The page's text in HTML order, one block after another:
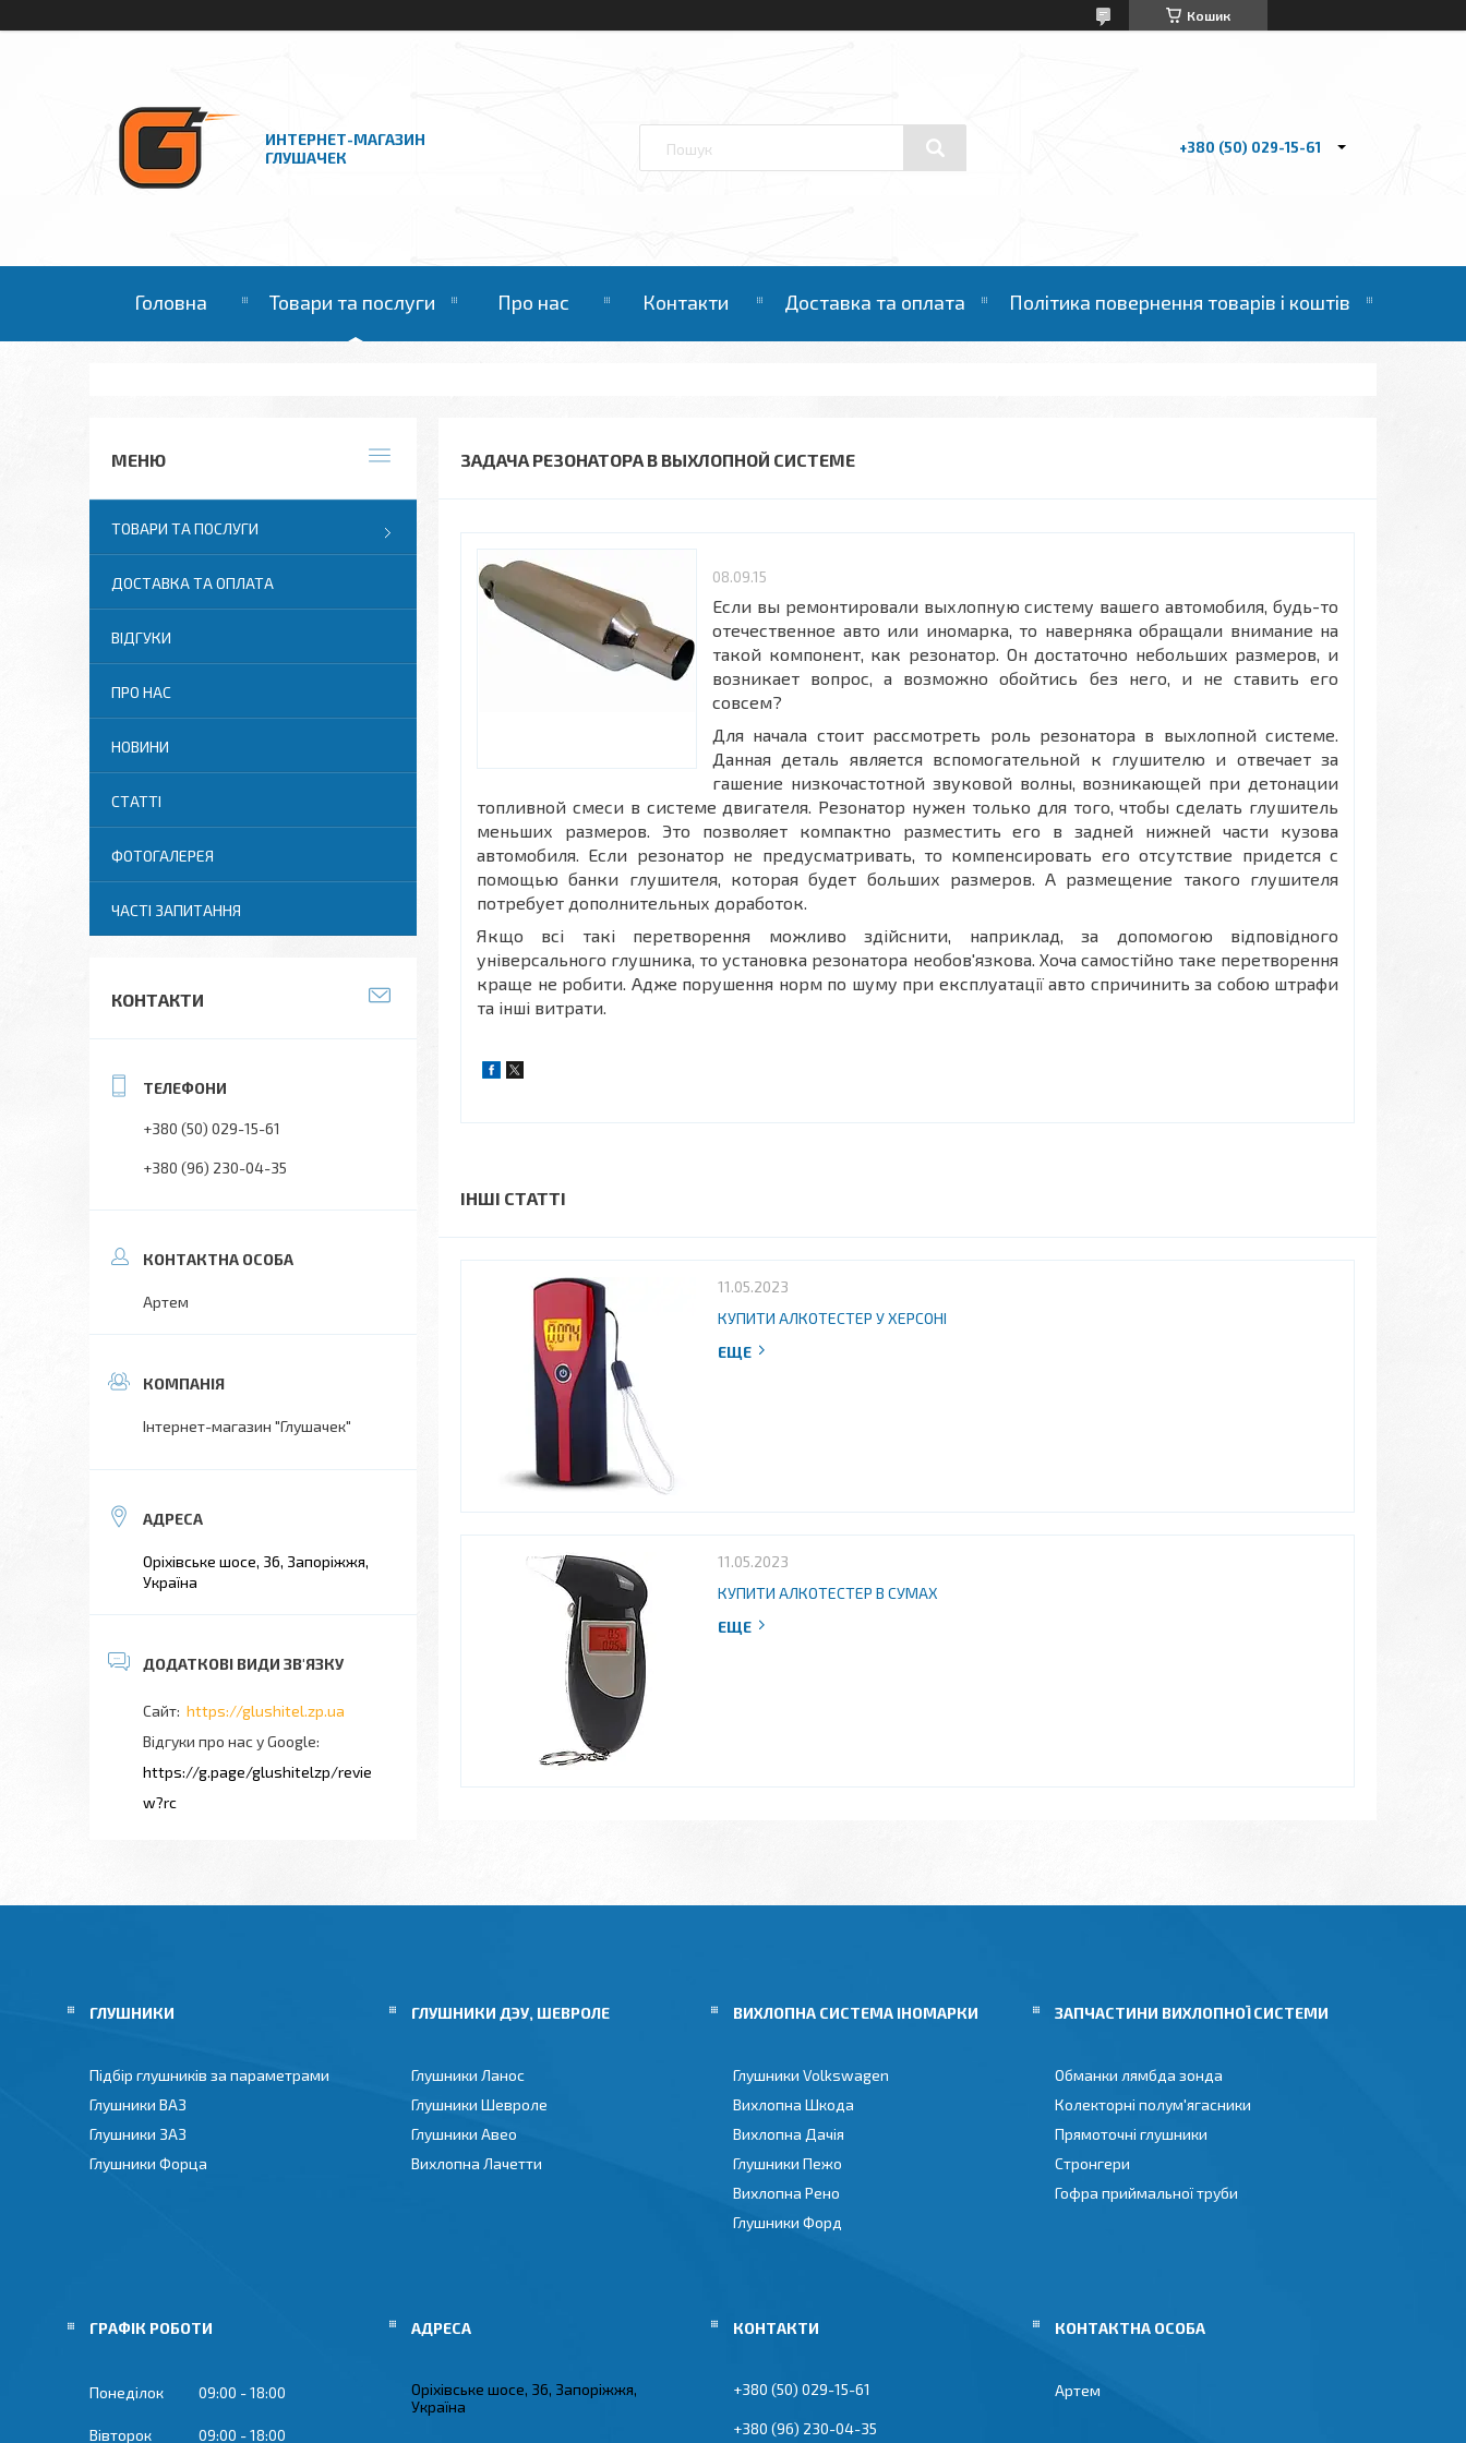
Кошик
ИНТЕРНЕТ-МАГАЗИН
ГЛУШАЧЕК
+380 (50) 029-15-61
Головна Товари та послуги Про нас Контакти Доставка та оплата Політика повернення товарів і коштів
ЗАДАЧА РЕЗОНАТОРА В ВЫХЛОПНОЙ СИСТЕМЕ
08.09.15
Если вы ремонтировали выхлопную систему вашего автомобиля, будь-то
отечественное авто или иномарка, то наверняка обращали внимание на
такой компонент, как резонатор. Он достаточно небольших размеров, и
возникает вопрос, а возможно обойтись без него, и не ставить его
совсем?
Для начала стоит рассмотреть роль резонатора в выхлопной системе.
Данная деталь является вспомогательной к глушителю и отвечает за
гашение низкочастотной звуковой волны, возникающей при детонации
топливной смеси в системе двигателя. Резонатор нужен только для того, чтобы сделать глушитель
меньших размеров. Это позволяет компактно разместить его в задней нижней части кузова
автомобиля. Если резонатор не предусматривать, то компенсировать его отсутствие придется с
помощью банки глушителя, которая будет больших размеров. А размещение такого глушителя
потребует дополнительных доработок.
Якщо всі такі перетворення можливо здійснити, наприклад, за допомогою відповідного
універсального глушника, то установка резонатора необов'язкова. Хоча самостійно таке перетворення
краще не робити. Адже порушення норм по шуму при експлуатації авто спричинить за собою штрафи
та інші витрати.
ІНШІ СТАТТІ
11.05.2023
КУПИТИ АЛКОТЕСТЕР У ХЕРСОНІ
11.05.2023
КУПИТИ АЛКОТЕСТЕР В СУМАХ
ТОВАРИ ТА ПОСЛУГИ
ДОСТАВКА ТА ОПЛАТА
ВІДГУКИ
ПРО НАС
НОВИНИ
СТАТТІ
ФОТОГАЛЕРЕЯ
ЧАСТІ ЗАПИТАННЯ
КОНТАКТИ
+380 (50) 029-15-61
+380 (96) 230-04-35
Артем
Інтернет-магазин "Глушачек"
Оріхівське шосе, 36, Запоріжжя,
Україна
https://glushitel.zp.ua
Відгуки про нас у Google
https://g.page/glushitelzp/revie
w?rc
ГЛУШНИКИ
Підбір глушників за параметрами
Глушники ВАЗ
Глушники ЗАЗ
Глушники Форца
ГЛУШНИКИ ДЭУ, ШЕВРОЛЕ
Глушники Ланос
Глушники Шевроле
Глушники Авео
Вихлопна Лачетти
ВИХЛОПНА СИСТЕМА ІНОМАРКИ
Глушники Volkswagen
Вихлопна Шкода
Вихлопна Дачія
Глушники Пежо
Вихлопна Рено
Глушники Форд
ЗАПЧАСТИНИ ВИХЛОПНОЇ СИСТЕМИ
Обманки лямбда зонда
Колекторні полум'ягасники
Прямоточні глушники
Стронгери
Гофра приймальної труби
ГРАФІК РОБОТИ
Понеділок 09:00 18:00
Вівторок 09:00 18:00
Оріхівське шосе, 36, Запоріжжя,
Україна
+380 (50) 029-15-61
+380 (96) 230-04-35
Артем